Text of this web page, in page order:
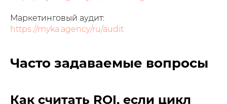
Маркетинговый аудит:
https://myka.agency/ru/audit
Часто задаваемые вопросы
Как считать ROI, если цикл